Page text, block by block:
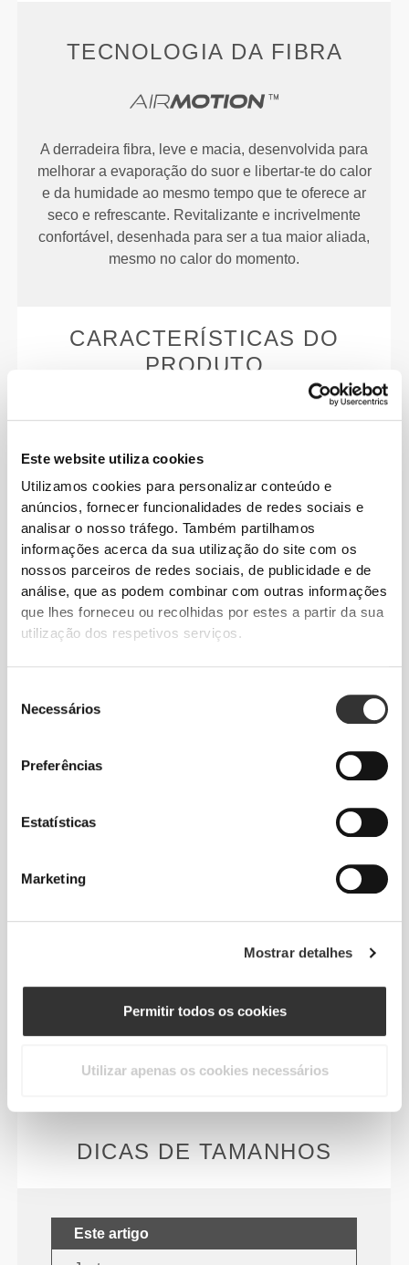
Este website utiliza cookies
Utilizamos cookies para personalizar conteúdo e
anúncios, fornecer funcionalidades de redes sociais e
analisar o nosso tráfego. Também partilhamos
informações acerca da sua utilização do site com os
nossos parceiros de redes sociais, de publicidade e de
análise, que as podem combinar com outras informações
que lhes forneceu ou recolhidas por estes a partir da sua
utilização dos respetivos serviços.
Necessários
Preferências
Estatísticas
Marketing
Mostrar detalhes
Permitir todos os cookies
Utilizar apenas os cookies necessários
TECNOLOGIA DA FIBRA
A derradeira fibra, leve e macia, desenvolvida para
melhorar a evaporação do suor e libertar-te do calor
e da humidade ao mesmo tempo que te oferece ar
seco e refrescante. Revitalizante e incrivelmente
confortável, desenhada para ser a tua maior aliada,
mesmo no calor do momento.
CARACTERÍSTICAS DO
PRODUTO
ELASTICIDADE BIDIRECIONAL
As nossas roupas são sinónimo de conforto.
ausência de etiquetas cosidas reforça a sensação
DICAS DE TAMANHOS
Este artigo